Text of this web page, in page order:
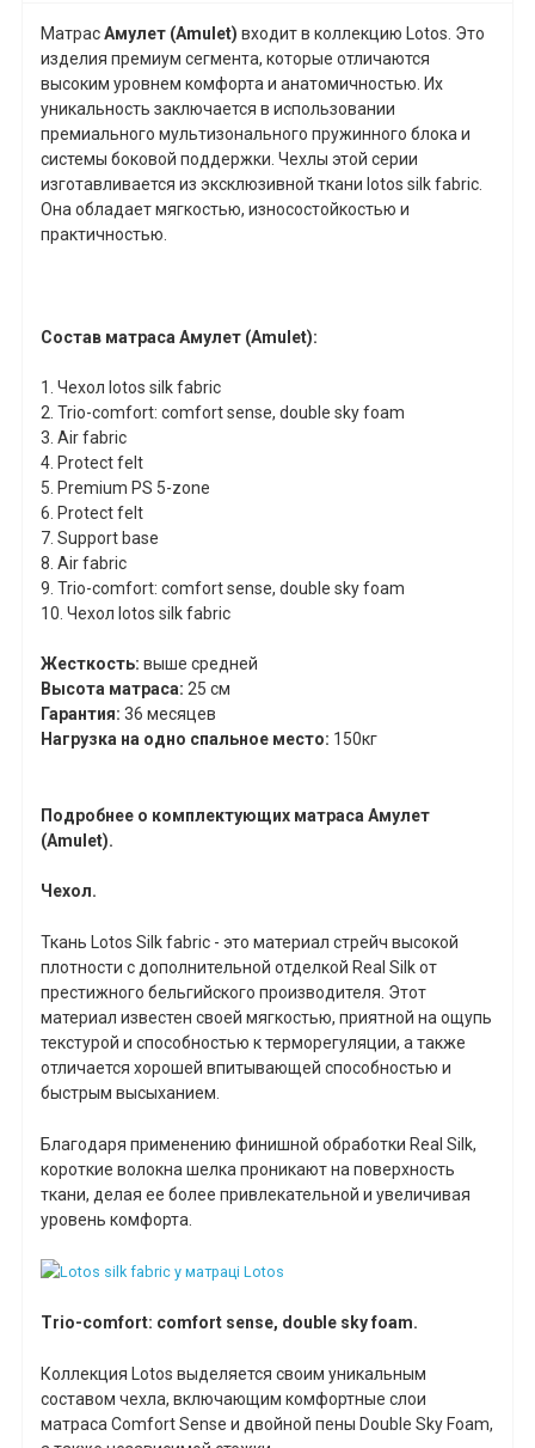
МатрасАмулет (Amulet) входит в коллекцию Lotos. Это
изделия премиум сегмента, которые отличаются
высоким уровнем комфорта и анатомичностью. Их
уникальность заключается в использовании
премиального мультизонального пружинного блока и
системы боковой поддержки. Чехлы этой серии
изготавливается из эксклюзивной ткани lotos silk fabric.
Она обладает мягкостью, износостойкостью и
практичностью.
Состав матраса Амулет (Amulet):
1. Чехол lotos silkfabric
2. Trio-comfort: comfort sense, double sky foam
3. Air fabric
4. Protect felt
5. Premium PS 5-zone
6. Protect felt
7. Support base
8. Air fabric
9. Trio-comfort: comfort sense, double sky foam
10. Чехол lotos silkfabric
Жесткость: выше средней
Высота матраса: 25 см
Гарантия: 36 месяцев
Нагрузка на одно спальное место: 150кг
Подробнее о комплектующих матраса Амулет
(Amulet).
Чехол.
Ткань Lotos Silk fabric - это материал стрейч высокой
плотности с дополнительной отделкой Real Silk от
престижного бельгийского производителя. Этот
материал известен своей мягкостью, приятной на ощупь
текстурой и способностью к терморегуляции, а также
отличается хорошей впитывающей способностью и
быстрым высыханием.
Благодаря применению финишной обработки Real Silk,
короткие волокна шелка проникают на поверхность
ткани, делая ее более привлекательной и увеличивая
уровень комфорта.
Trio-comfort: comfort sense, double sky foam.
Коллекция Lotos выделяется своим уникальным
составом чехла, включающим комфортные слои
матраса Comfort Sense и двойной пены Double Sky Foam,